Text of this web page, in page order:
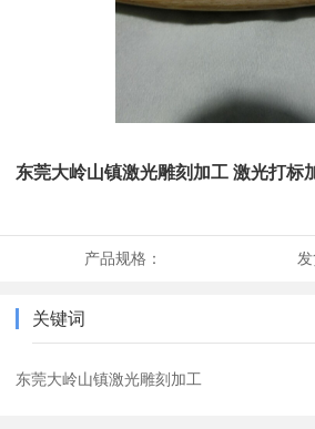
东莞大岭山镇激光雕刻加工 激光打标
产品规格：
关键词
东莞大岭山镇激光雕刻加工